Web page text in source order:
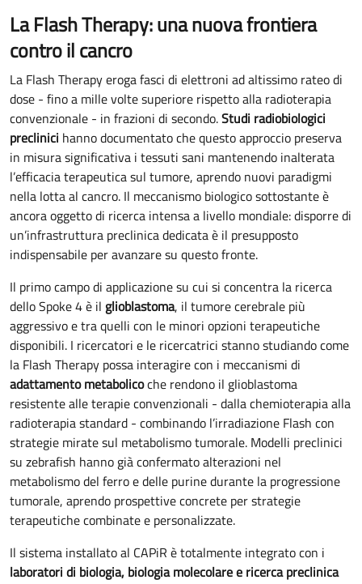
La Flash Therapy: una nuova frontiera
contro il cancro
La Flash Therapy eroga fasci di elettroni ad altissimo rateo di
dose - fino a mille volte superiore rispetto alla radioterapia
convenzionale - in frazioni di secondo.Studi radiobiologici
preclinici hanno documentato che questo approccio preserva
in misura significativa i tessuti sani mantenendo inalterata
l’efficacia terapeutica sul tumore, aprendo nuovi paradigmi
nella lotta al cancro. Il meccanismo biologico sottostante è
ancora oggetto di ricerca intensa a livello mondiale: disporre di
un’infrastruttura preclinica dedicata è il presupposto
indispensabile per avanzare su questo fronte.
Il primo campo di applicazione su cui si concentra la ricerca
dello Spoke 4 è il glioblastoma, il tumore cerebrale più
aggressivo e tra quelli con le minori opzioni terapeutiche
disponibili. I ricercatori e le ricercatrici stanno studiando come
la Flash Therapy possa interagire con i meccanismi di
adattamento metabolicoche rendono il glioblastoma
resistente alle terapie convenzionali - dalla chemioterapia alla
radioterapia standard - combinando l’irradiazione Flash con
strategie mirate sul metabolismo tumorale. Modelli preclinici
su zebrafish hanno già confermato alterazioni nel
metabolismo del ferro e delle purine durante la progressione
tumorale, aprendo prospettive concrete per strategie
terapeutiche combinate e personalizzate.
Il sistema installato al CAPiR è totalmente integrato con i
laboratori di biologia, biologia molecolare e ricerca preclinica